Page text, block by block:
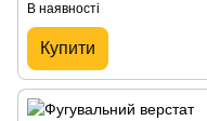
В наявності
Купити